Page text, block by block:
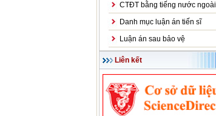
CTĐT bằng tiếng nước ngoài
Danh mục luận án tiến sĩ
Luận án sau bảo vệ
Liên kết